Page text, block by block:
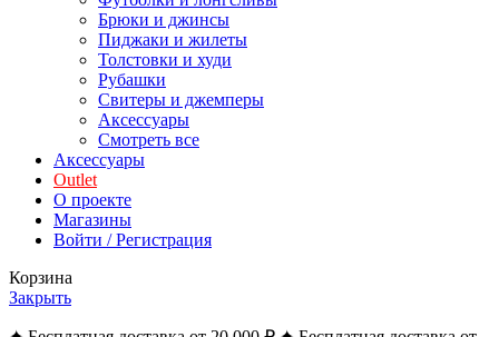
Брюки и джинсы
Пиджаки и жилеты
Толстовки и худи
Рубашки
Свитеры и джемперы
Аксессуары
Смотреть все
Аксессуары
Outlet
О проекте
Магазины
Войти / Регистрация
Корзина
Закрыть